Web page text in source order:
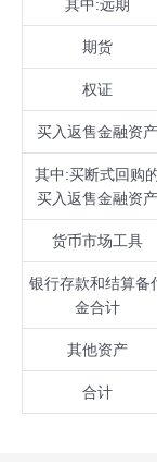
其中:远期
期货
权证
买入返售金融资产
其中:买断式回购
买入返售金融资产
货币市场工具
银行存款和结算备
金合计
其他资产
合计